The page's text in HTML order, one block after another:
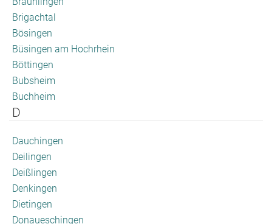
Brigachtal
Bösingen
Büsingen am Hochrhein
Böttingen
Bubsheim
Buchheim
D
Dauchingen
Deilingen
Deißlingen
Denkingen
Dietingen
Donaueschingen